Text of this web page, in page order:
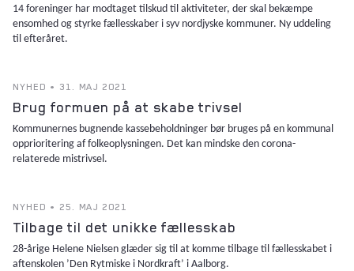
14 foreninger har modtaget tilskud til aktiviteter, der skal bekæmpe
ensomhed og styrke fællesskaber i syv nordjyske kommuner. Ny uddeling
til efteråret.
NYHED • 31. MAJ 2021
Brug formuen på at skabe trivsel
Kommunernes bugnende kassebeholdninger bør bruges på en kommunal
opprioritering af folkeoplysningen. Det kan mindske den corona-
relaterede mistrivsel.
NYHED • 25. MAJ 2021
Tilbage til det unikke fællesskab
28-årige Helene Nielsen glæder sig til at komme tilbage til fællesskabet i
aftenskolen ’Den Rytmiske i Nordkraft’ i Aalborg.